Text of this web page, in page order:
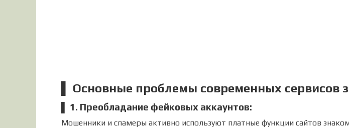
▌ Основные проблемы современных сервисов
▌ 1. Преобладание фейковых аккаунтов:
Мошенники и спамеры активно используют платные функции сайтов